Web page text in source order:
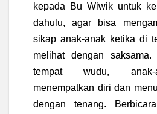
kepada Bu Wiwik untuk
dahulu, agar bisa
sikap anak-anak ketika di
melihat dengan
tempat wudu, anak-
menempatkan diri dan
dengan tenang.